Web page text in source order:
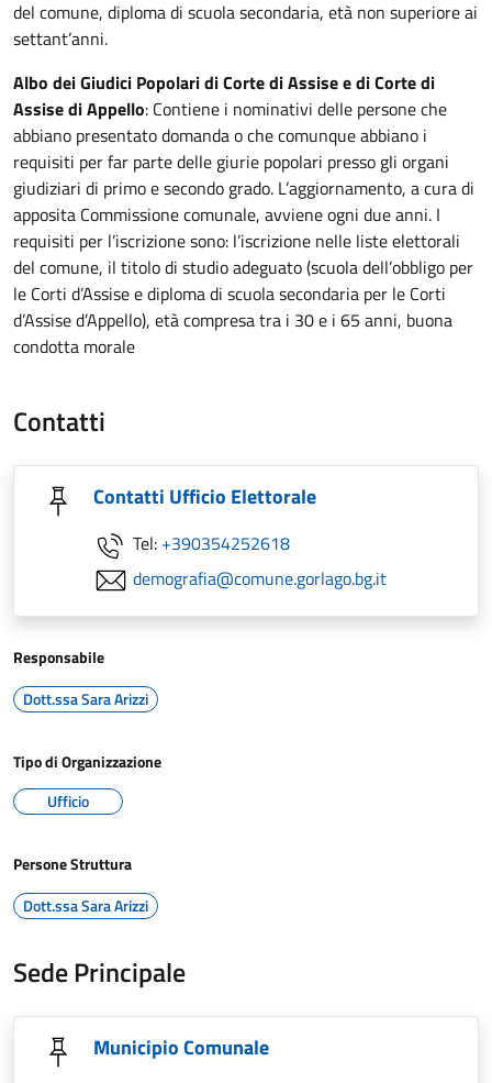
del comune, diploma di scuola secondaria, età non superiore ai
settant’anni.
Albo dei Giudici Popolari di Corte di Assise e di Corte di
Assise di Appello: Contiene i nominativi delle persone che
abbiano presentato domanda o che comunque abbiano i
requisiti per far parte delle giurie popolari presso gli organi
giudiziari di primo e secondo grado. L’aggiornamento, a cura di
apposita Commissione comunale, avviene ogni due anni. I
requisiti per l’iscrizione sono: l’iscrizione nelle liste elettorali
del comune, il titolo di studio adeguato (scuola dell’obbligo per
le Corti d’Assise e diploma di scuola secondaria per le Corti
d’Assise d’Appello), età compresa tra i 30 e i 65 anni, buona
condotta morale
Contatti
Contatti Ufficio Elettorale
Tel: +390354252618
demografia@comune.gorlago.bg.it
Responsabile
Dott.ssa Sara Arizzi
Tipo di Organizzazione
Ufficio
Persone Struttura
Dott.ssa Sara Arizzi
Sede Principale
Municipio Comunale